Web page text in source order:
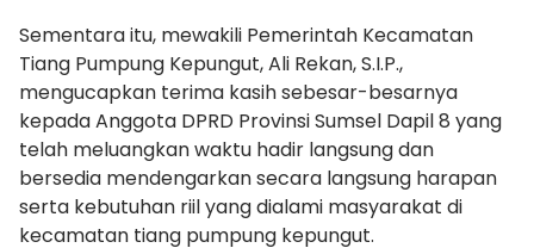
Sementara itu, mewakili Pemerintah Kecamatan
Tiang Pumpung Kepungut, Ali Rekan, S.I.P.,
mengucapkan terima kasih sebesar-besarnya
kepada Anggota DPRD Provinsi Sumsel Dapil 8 yang
telah meluangkan waktu hadir langsung dan
bersedia mendengarkan secara langsung harapan
serta kebutuhan riil yang dialami masyarakat di
kecamatan tiang pumpung kepungut.